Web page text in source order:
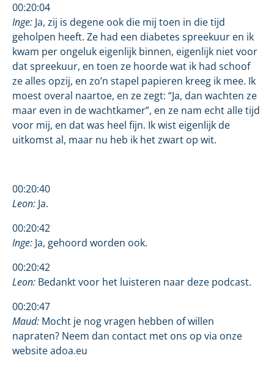
00:20:04
Inge: Ja, zij is degene ook die mij toen in die tijd
geholpen heeft. Ze had een diabetes spreekuur en ik
kwam per ongeluk eigenlijk binnen, eigenlijk niet voor
dat spreekuur, en toen ze hoorde wat ik had schoof
ze alles opzij, en zo’n stapel papieren kreeg ik mee. Ik
moest overal naartoe, en ze zegt: “Ja, dan wachten ze
maar even in de wachtkamer”, en ze nam echt alle tijd
voor mij, en dat was heel fijn. Ik wist eigenlijk de
uitkomst al, maar nu heb ik het zwart op wit.
00:20:40
Leon: Ja.
00:20:42
Inge: Ja, gehoord worden ook.
00:20:42
Leon: Bedankt voor het luisteren naar deze podcast.
00:20:47
Maud: Mocht je nog vragen hebben of willen
napraten? Neem dan contact met ons op via onze
website adoa.eu